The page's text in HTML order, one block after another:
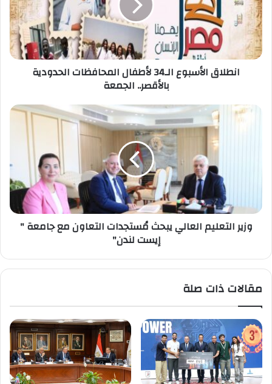
المحافظات
الحدودية
بالأقصر..
الجمعة
انطلاق الأسبوع الـ34 لأطفال المحافظات الحدودية
بالأقصر.. الجمعة
وزير
التعليم
"
إيستوزير التعليم العالي يبحث مُستجدات التعاون مع جامعة "
إيست لندن"
مقالات ذات صلة